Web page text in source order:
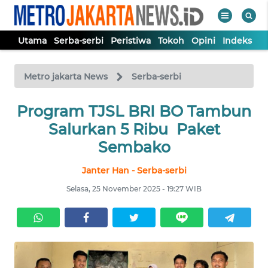
Utama Serba-serbi Peristiwa Tokoh Opini Indeks
Metro jakarta News Serba-serbi
Program TJSL BRI BO Tambun
Salurkan 5 Ribu Paket
Sembako
Janter Han - Serba-serbi
Selasa, 25 November 2025 - 19:27 WIB
TV
Tutup
UTAMA
TOKOH
OPINI